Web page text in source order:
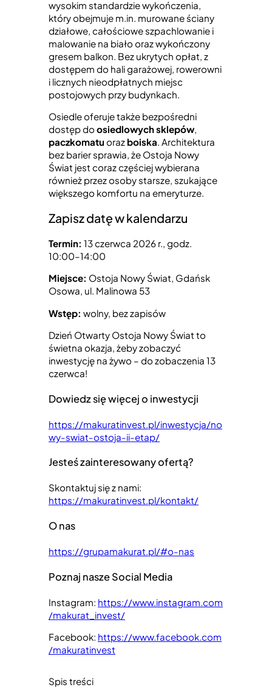
wysokim standardzie wykończenia,
który obejmuje m.in. murowane ściany
działowe, całościowe szpachlowanie i
malowanie na biało oraz wykończony
gresem balkon. Bez ukrytych opłat, z
dostępem do hali garażowej, rowerowni
i licznych nieodpłatnych miejsc
postojowych przy budynkach.
Osiedle oferuje także bezpośredni
dostęp do osiedlowych sklepów,
paczkomatuoraz boiska. Architektura
bez barier sprawia, że Ostoja Nowy
Świat jest coraz częściej wybierana
również przez osoby starsze, szukające
większego komfortu na emeryturze.
Zapisz datę w kalendarzu
Termin: 13 czerwca 2026 r., godz.
10:00–14:00
Miejsce: Ostoja Nowy Świat, Gdańsk
Osowa, ul. Malinowa 53
Wstęp: wolny, bez zapisów
Dzień Otwarty Ostoja Nowy Świat to
świetna okazja, żeby zobaczyć
inwestycję na żywo – do zobaczenia 13
czerwca!
Dowiedz się więcej o inwestycji
https://makuratinvest.pl/inwestycja/no
wy-swiat-ostoja-ii-etap/
Jesteś zainteresowany ofertą?
Skontaktuj się z nami:
https://makuratinvest.pl/kontakt/
O nas
https://grupamakurat.pl/#o-nas
Poznaj nasze Social Media
Instagram: https://www.instagram.com
/makurat_invest/
Facebook: https://www.facebook.com
/makuratinvest
Spis treści